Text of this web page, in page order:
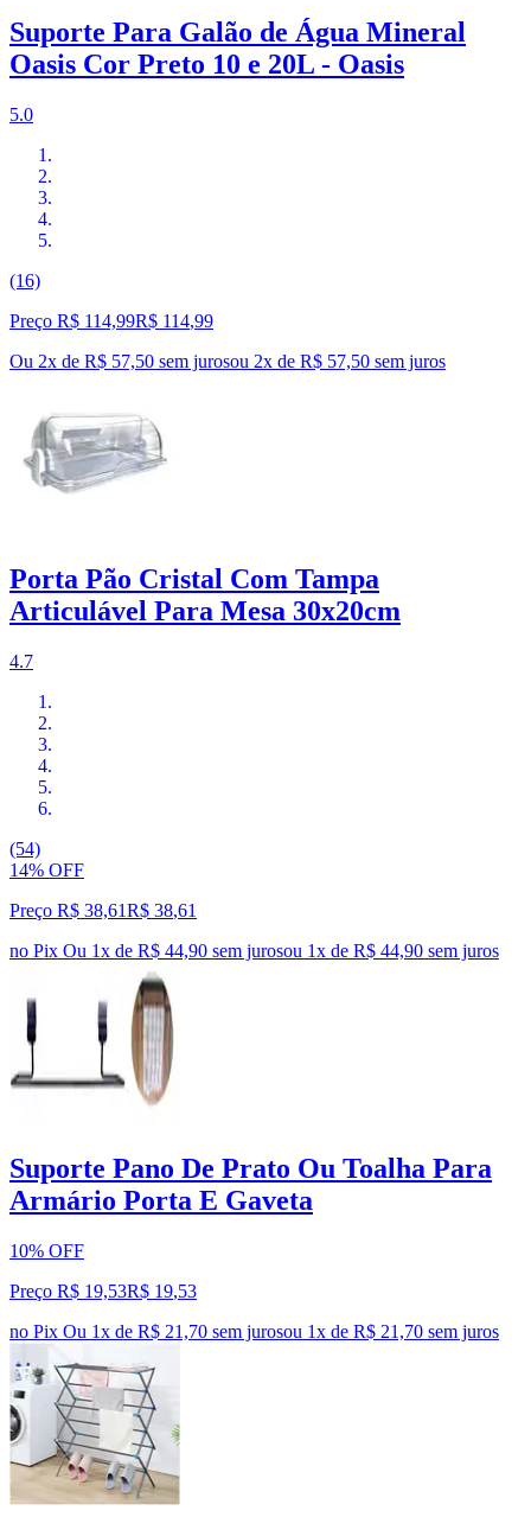
Suporte Para Galão de Água Mineral
Oasis Cor Preto 10 e 20L - Oasis
5.0
(16)
Preço R$ 114,99R$ 114,99
Ou 2x de R$ 57,50 sem jurosou 2x de R$ 57,50 sem juros
Porta Pão Cristal Com Tampa
Articulável Para Mesa 30x20cm
4.7
(54)
14% OFF
Preço R$ 38,61R$ 38,61
no Pix Ou 1x de R$ 44,90 sem jurosou 1x de R$ 44,90 sem juros
Suporte Pano De Prato Ou Toalha Para
Armário Porta E Gaveta
10% OFF
Preço R$ 19,53R$ 19,53
no Pix Ou 1x de R$ 21,70 sem jurosou 1x de R$ 21,70 sem juros